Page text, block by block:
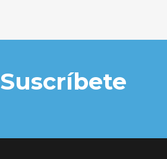
Suscríbete